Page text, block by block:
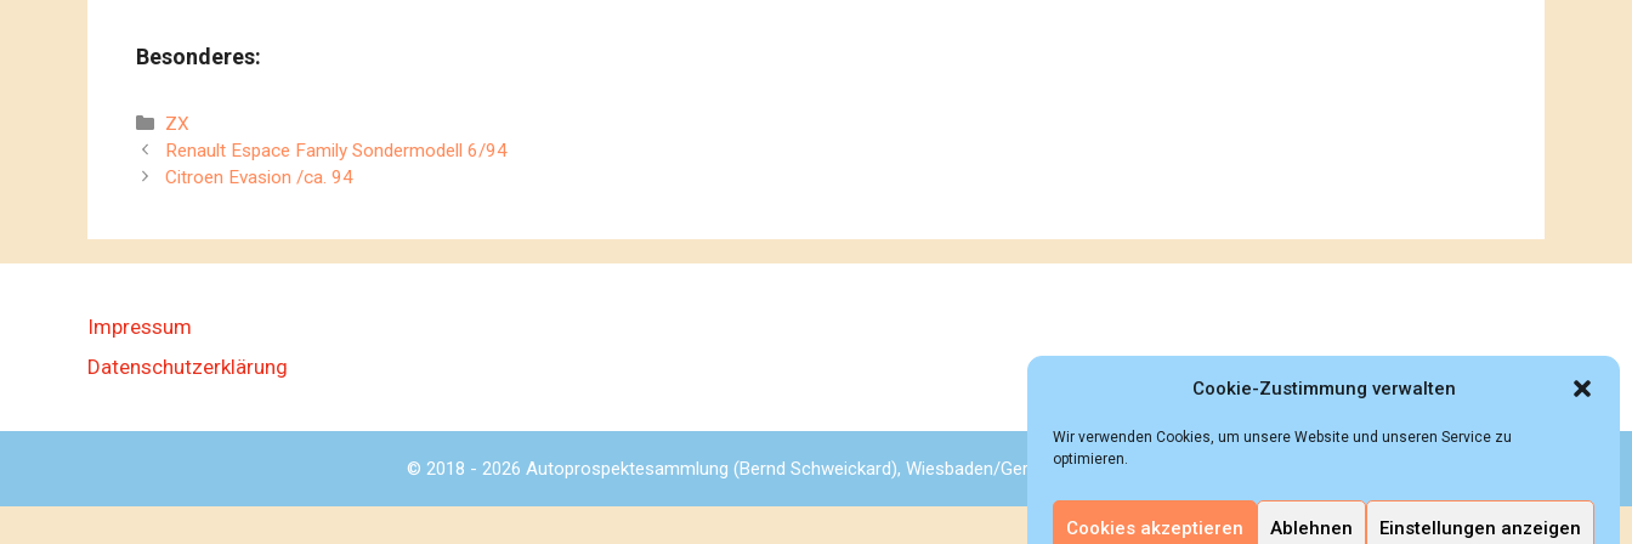
Cookie-Zustimmung verwalten
Wir verwenden Cookies, um unsere Website und unseren Service zu
optimieren.
Cookies akzeptieren Ablehnen Einstellungen anzeigen
Besonderes:
Kategorien
ZX
Renault Espace Family Sondermodell 6/94
Citroen Evasion /ca. 94
Impressum
Datenschutzerklärung
© 2018 - 2026 Autoprospektesammlung (Bernd Schweickard), Wiesbaden/Germany, All rights reserved.